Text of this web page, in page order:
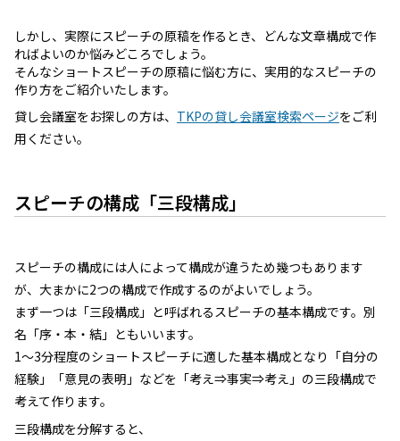
しかし、実際にスピーチの原稿を作るとき、どんな文章構成で作
ればよいのか悩みどころでしょう。
そんなショートスピーチの原稿に悩む方に、実用的なスピーチの
作り方をご紹介いたします。
貸し会議室をお探しの方は、 TKPの貸し会議室検索ページをご利
用ください。
スピーチの構成「三段構成」
スピーチの構成には人によって構成が違うため幾つもあります
が、大まかに2つの構成で作成するのがよいでしょう。
まず一つは「三段構成」と呼ばれるスピーチの基本構成です。別
名「序・本・結」ともいいます。
1～3分程度のショートスピーチに適した基本構成となり「自分の
経験」「意見の表明」などを「考え⇒事実⇒考え」の三段構成で
考えて作ります。
三段構成を分解すると、